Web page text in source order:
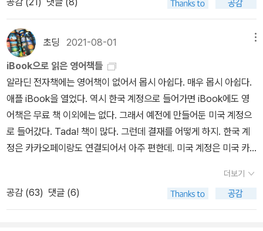
면서 봤는데 마침 영화 배경이 런던이길래 '오~ 이런 찰떡 궁합을 보
았나~' 이러면서 혼자 박수 치다가 깔깔대다가 울다가 웃다가 난리부
르스 추면서 봤다. 혼자서도 얼마든지 시끌벅적하게 볼 수 있는 영화
라는 말씀~~ 히히.이리하여 하룻밤만 지나도 주문 목록은 전혀 새로
운 면모를 지니게 되는 것이니, 어제만 하더라도 그림책으로 꽉꽉 채
워질 줄 알았던 주문 목록은 요로코롬 변해버렸다. * 2021년 8월 1
일 일요일 오후 2시 5분, 비 올 바람 분다.
초딩 2021-08-01
iBook으로 읽은 영어책들
알라딘 전자책에는 영어책이 없어서 몹시 아쉽다. 매우 몹시 아쉽다.
애플 iBook을 열었다. 역시 한국 계정으로 들어가면 iBook에도 영
어책은 무료 책 이외에는 없다. 그래서 예전에 만들어둔 미국 계정으
로 들어갔다. Tada! 책이 많다. 그런데 결재를 어떻게 하지. 한국 계
정은 카카오페이랑도 연결되어서 아주 편한데. 미국 계정은 미국 카
딤 (redeem)해서 사용했는데, 이번에도 그렇게 했다. 10달러짜리
미국 아이튠즈 기프트 카드를 네이버에서 몇 개 사서 오랜만에 충전
했다.오랜만에 동화책을 몇 권 샀다. 와! 근데 그림이 너무너무 예뻤
더보기
공감 (63) 댓글 (6)